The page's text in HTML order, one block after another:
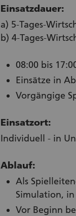
Einsatzdauer:
a) 5-Tages-
b) 4-Tages-
08:00 bis
Einsätze in
Vorgängige
Einsatzort:
Individuell - in
Ablauf:
Als
Simulation,
Vor Beginn